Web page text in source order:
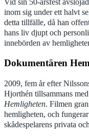
inom sig under ett halvt
detta tillfälle, då han
hans liv djupt och
innebörden av
Dokumentären
2009, fem år efter
Hjorthén tillsammans
Hemligheten. Filmen
hemligheten, och
skådespelarens privata